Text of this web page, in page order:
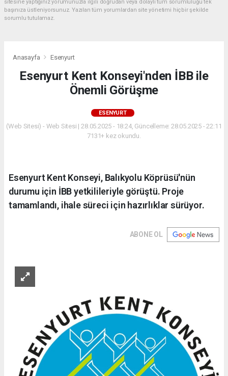
sitesine yaptığınız yorumunuzla ilgili doğrudan veya dolaylı tüm sorumluluğu tek
başınıza üstleniyorsunuz. Yazılan tüm yorumlardan site yönetimi hiçbir şekilde
sorumlu tutulamaz.
Anasayfa Esenyurt
Esenyurt Kent Konseyi'nden İBB ile
Önemli Görüşme
ESENYURT
(Web Sitesi) - Web Sitesi | 28.05.2025 - 18:24, Güncelleme: 28.05.2025 - 22:11
7131+ kez okundu.
Esenyurt Kent Konseyi, Balıkyolu Köprüsü'nün
durumu için İBB yetkilileriyle görüştü. Proje
tamamlandı, ihale süreci için hazırlıklar sürüyor.
ABONE OL